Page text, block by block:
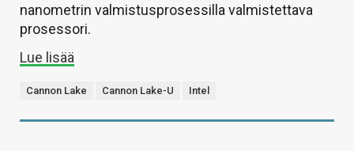
nanometrin valmistusprosessilla valmistettava
prosessori.
Lue lisää
Cannon Lake Cannon Lake-U Intel